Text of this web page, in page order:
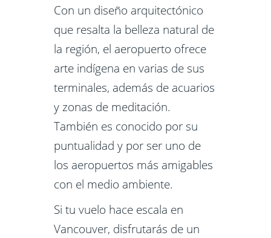
Con un diseño arquitectónico
que resalta la belleza natural de
la región, el aeropuerto ofrece
arte indígena en varias de sus
terminales, además de acuarios
y zonas de meditación.
También es conocido por su
puntualidad y por ser uno de
los aeropuertos más amigables
con el medio ambiente.
Si tu vuelo hace escala en
Vancouver, disfrutarás de un